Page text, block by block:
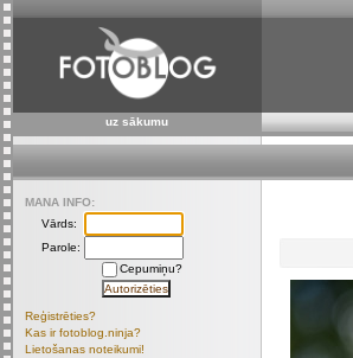
uz sākumu
MANA INFO:
Vārds:
Parole:
Cepumiņu?
Reģistrēties?
Kas ir fotoblog.ninja?
Lietošanas noteikumi!